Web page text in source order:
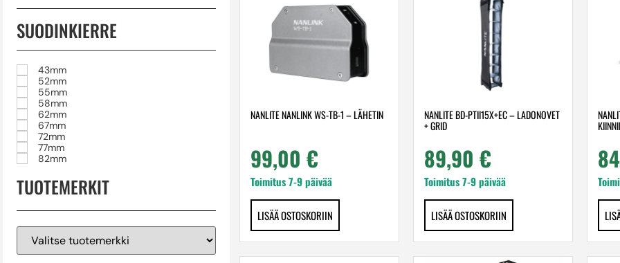
SUODINKIERRE
43mm
52mm
55mm
58mm
62mm
67mm
72mm
77mm
82mm
TUOTEMERKIT
NANLITE NANLINK WS-TB-1 – LÄHETIN
99,00 €
Toimitus 7-9 päivää
LISÄÄ OSTOSKORIIN
NANLITE BD-PTII15X+EC – LADONOVET
+ GRID
89,90 €
Toimitus 7-9 päivää
LISÄÄ OSTOSKORIIN